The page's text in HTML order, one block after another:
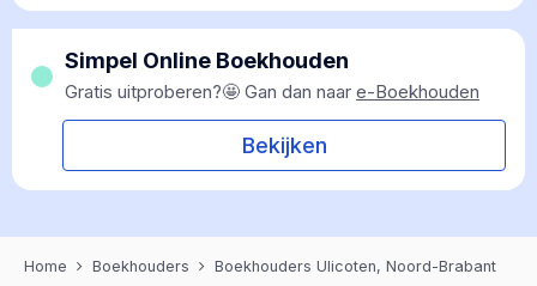
Simpel Online Boekhouden
Gratis uitproberen?🤩 Gan dan naar e-Boekhouden
Bekijken
Home Boekhouders Boekhouders Ulicoten, Noord-Brabant